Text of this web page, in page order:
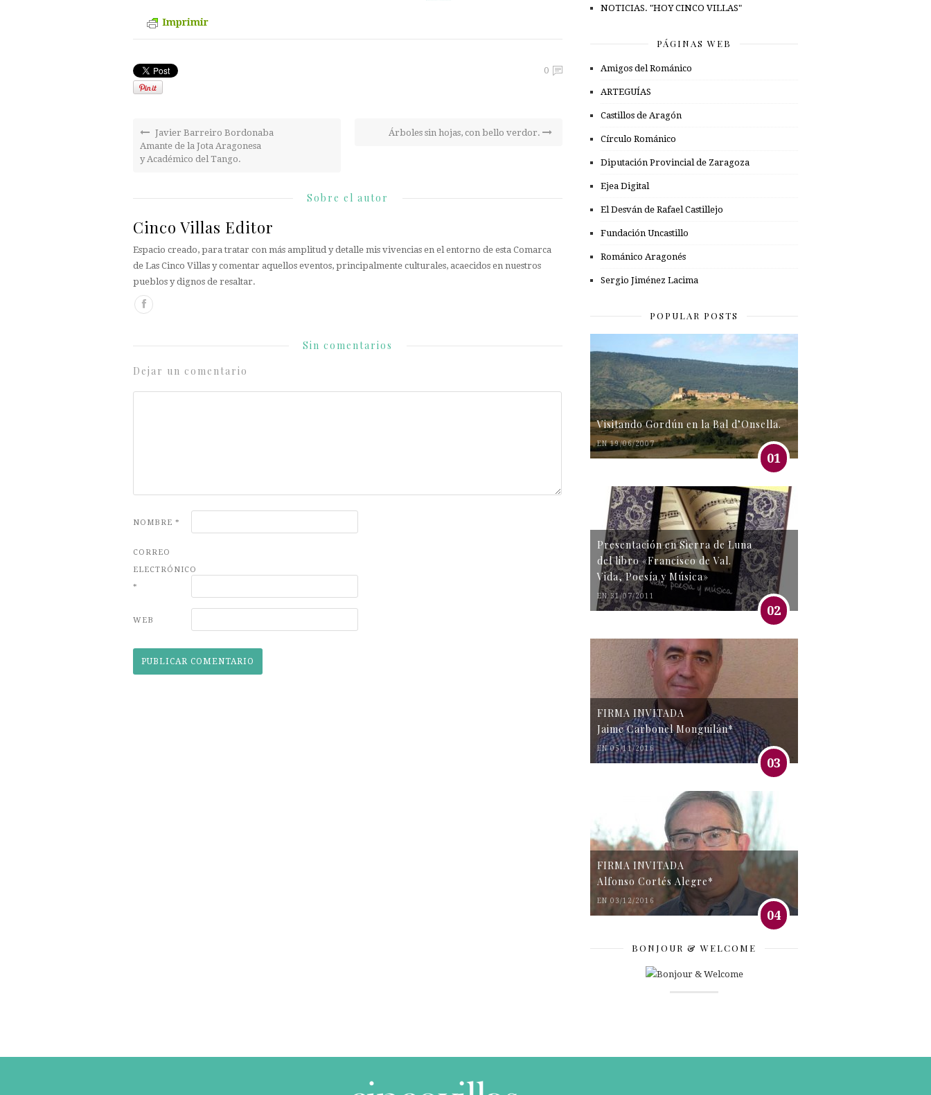
Imprimir
0
Javier Barreiro Bordonaba
Amante de la Jota Aragonesa
y Académico del Tango.
Árboles sin hojas, con bello verdor.
Sobre el autor
Cinco Villas Editor
Espacio creado, para tratar con más amplitud y detalle mis vivencias en el entorno de esta Comarca
de Las Cinco Villas y comentar aquellos eventos, principalmente culturales, acaecidos en nuestros
pueblos y dignos de resaltar.
Sin comentarios
Dejar un comentario
NOMBRE *
CORREO
ELECTRÓNICO
*
WEB
NOTICIAS. "HOY CINCO VILLAS"
PÁGINAS WEB
Amigos del Románico
ARTEGUÍAS
Castillos de Aragón
Círculo Románico
Diputación Provincial de Zaragoza
Ejea Digital
El Desván de Rafael Castillejo
Fundación Uncastillo
Románico Aragonés
Sergio Jiménez Lacima
POPULAR POSTS
Visitando Gordún en la Bal d’Onsella.
EN 19/06/2007
01
Presentación en Sierra de Luna
del libro «Francisco de Val.
Vida, Poesía y Música»
EN 31/07/2011
02
FIRMA INVITADA
Jaime Carbonel Monguilán*
EN 05/11/2016
03
FIRMA INVITADA
Alfonso Cortés Alegre*
EN 03/12/2016
04
BONJOUR & WELCOME